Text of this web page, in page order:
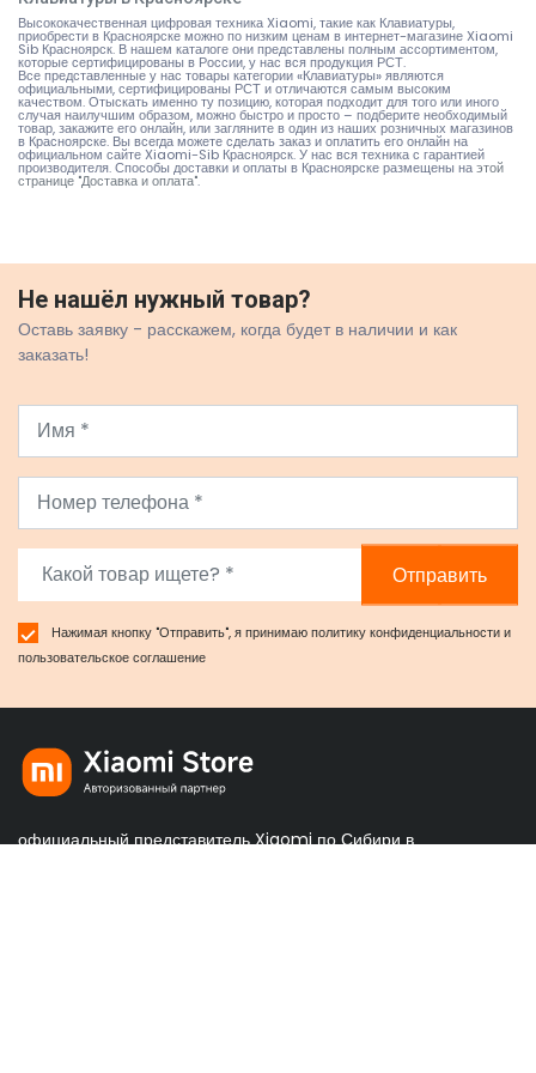
Высококачественная цифровая техника Xiaomi, такие как Клавиатуры,
приобрести в Красноярске можно по низким ценам в интернет-магазине Xiaomi
Sib Красноярск. В нашем каталоге они представлены полным ассортиментом,
которые сертифицированы в России, у нас вся продукция РСТ.
Все представленные у нас товары категории «Клавиатуры» являются
официальными, сертифицированы РСТ и отличаются самым высоким
качеством. Отыскать именно ту позицию, которая подходит для того или иного
случая наилучшим образом, можно быстро и просто – подберите необходимый
товар, закажите его онлайн, или загляните в один из наших розничных магазинов
в Красноярске. Вы всегда можете сделать заказ и оплатить его онлайн на
официальном сайте Xiaomi-Sib Красноярск. У нас вся техника с гарантией
производителя. Способы доставки и оплаты в Красноярске размещены наэтой
странице "Доставка и оплата".
Не нашёл нужный товар?
Оставь заявку - расскажем, когда будет в наличии и как
заказать!
Отправить
Нажимая кнопку "Отправить", я принимаюполитику конфиденциальностии
пользовательское соглашение
официальный представитель Xiaomi по Сибири в